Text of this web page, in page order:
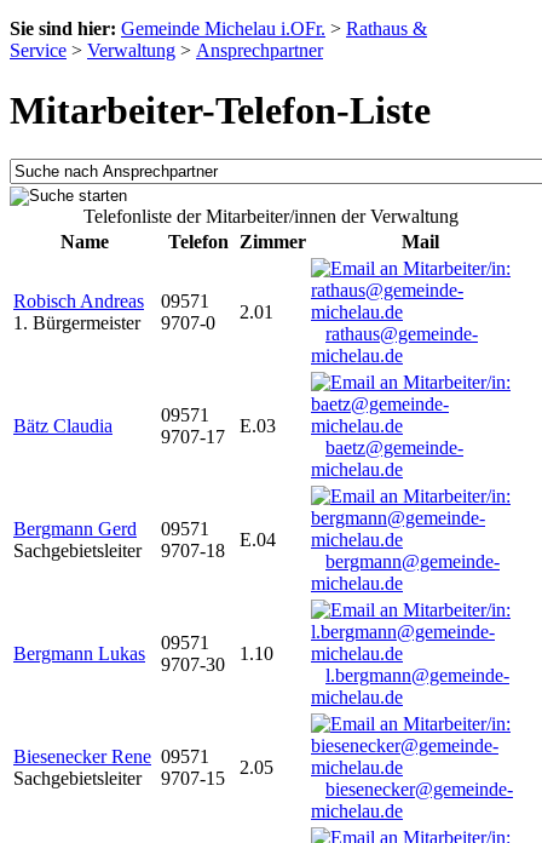
Sie sind hier: Gemeinde Michelau i.OFr. > Rathaus &
Service > Verwaltung > Ansprechpartner
Mitarbeiter-Telefon-Liste
Telefonliste der Mitarbeiter/innen der Verwaltung
Name
Telefon Zimmer Mail
Robisch Andreas
1. Bürgermeister
09571
9707-0
2.01
rathaus@gemeinde-
michelau.de
Bätz Claudia
09571
9707-17
E.03
baetz@gemeinde-
michelau.de
Bergmann Gerd
Sachgebietsleiter
09571
9707-18
E.04
bergmann@gemeinde-
michelau.de
Bergmann Lukas
09571
9707-30
1.10
l.bergmann@gemeinde-
michelau.de
Biesenecker Rene
Sachgebietsleiter
09571
9707-15
2.05
biesenecker@gemeinde-
michelau.de